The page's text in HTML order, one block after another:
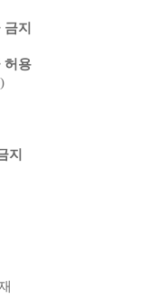
지
허용
지